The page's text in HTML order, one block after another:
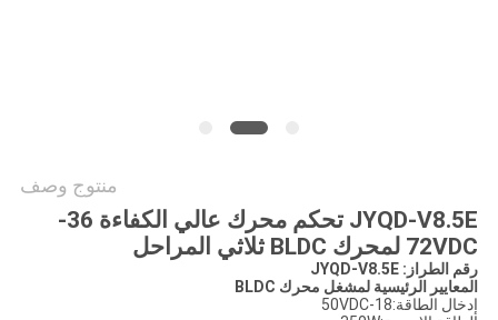
منتوج وصف
JYQD-V8.5E تحكم محرك عالي الكفاءة 36-
72VDC لمحرك BLDC ثلاثي المراحل
رقم الطراز: JYQD-V8.5E
المعايير الرئيسية لمشغل محرك BLDC
إدخال الطاقة:18-50VDC